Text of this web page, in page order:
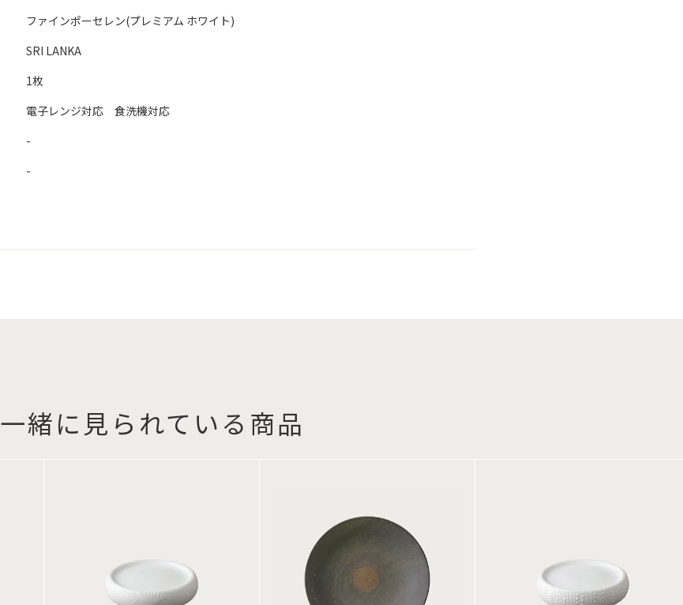
ファインポーセレン(プレミアム ホワイト)
SRI LANKA
1枚
電子レンジ対応 食洗機対応
-
-
一緒に見られている商品